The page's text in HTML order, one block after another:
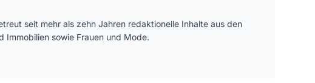
seit mehr als zehn Jahren redaktionelle Inhalte aus den
Immobilien sowie Frauen und Mode.